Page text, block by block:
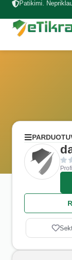
Patikimi.